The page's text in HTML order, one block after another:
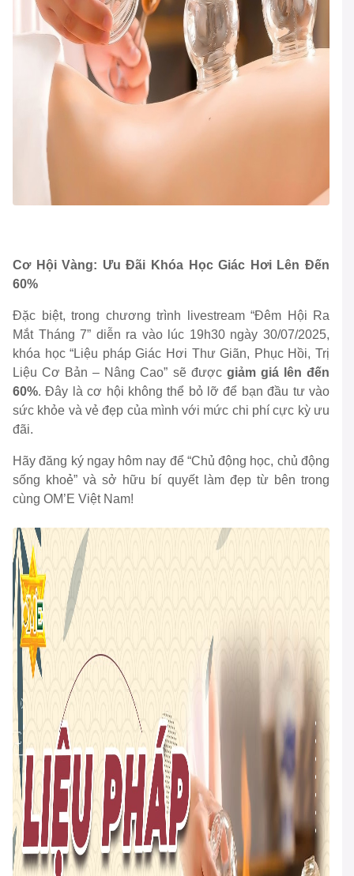
Cơ Hội Vàng: Ưu Đãi Khóa Học Giác Hơi Lên Đến
60%
Đặc biệt, trong chương trình livestream “Đêm Hội Ra
Mắt Tháng 7” diễn ra vào lúc 19h30 ngày 30/07/2025,
khóa học “Liệu pháp Giác Hơi Thư Giãn, Phục Hồi, Trị
Liệu Cơ Bản – Nâng Cao” sẽ được giảm giá lên đến
60%. Đây là cơ hội không thể bỏ lỡ để bạn đầu tư vào
sức khỏe và vẻ đẹp của mình với mức chi phí cực kỳ ưu
đãi.
Hãy đăng ký ngay hôm nay để “Chủ động học, chủ động
sống khoẻ” và sở hữu bí quyết làm đẹp từ bên trong
cùng OM’E Việt Nam!